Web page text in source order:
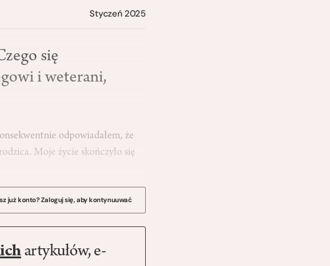
Styczeń 2025
się
i weterani,
odpowiadałem, że
Moje życie skończyło się
już konto? Zaloguj się, aby kontynuuwać
artykułów, e-